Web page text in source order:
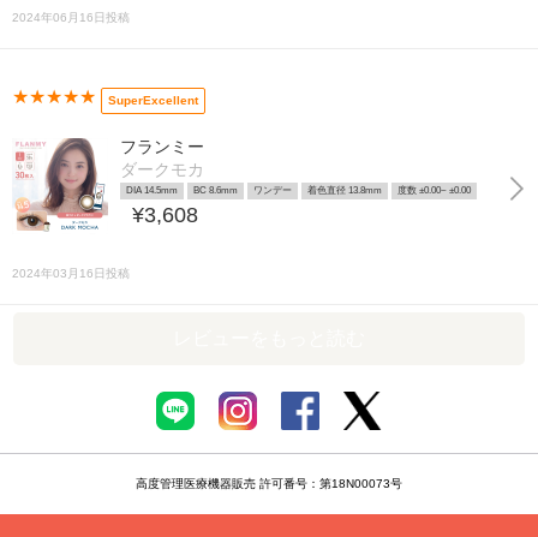
2024年06月16日投稿
★★★★★ SuperExcellent
フランミー
ダークモカ
DIA 14.5mm BC 8.6mm ワンデー 着色直径 13.8mm 度数 ±0.00~ ±0.00
¥3,608
2024年03月16日投稿
高度管理医療機器販売 許可番号：第18N00073号